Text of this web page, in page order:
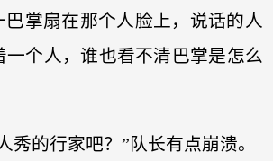
巴掌扇在那个人脸上，说话的人
一个人，谁也看不清巴掌是怎么
秀的行家吧？”队长有点崩溃。